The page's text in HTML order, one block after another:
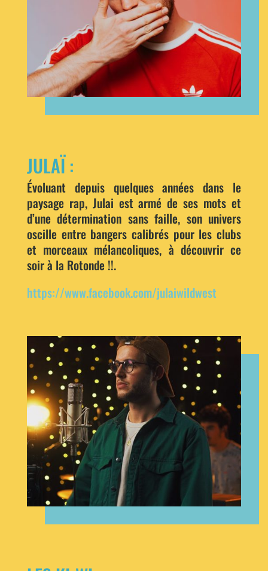
JULAÏ :
Évoluant depuis quelques années dans le
paysage rap, Julai est armé de ses mots et
d’une détermination sans faille, son univers
oscille entre bangers calibrés pour les clubs
et morceaux mélancoliques, à découvrir ce
soir à la Rotonde !!.
https://www.facebook.com/julaiwildwest